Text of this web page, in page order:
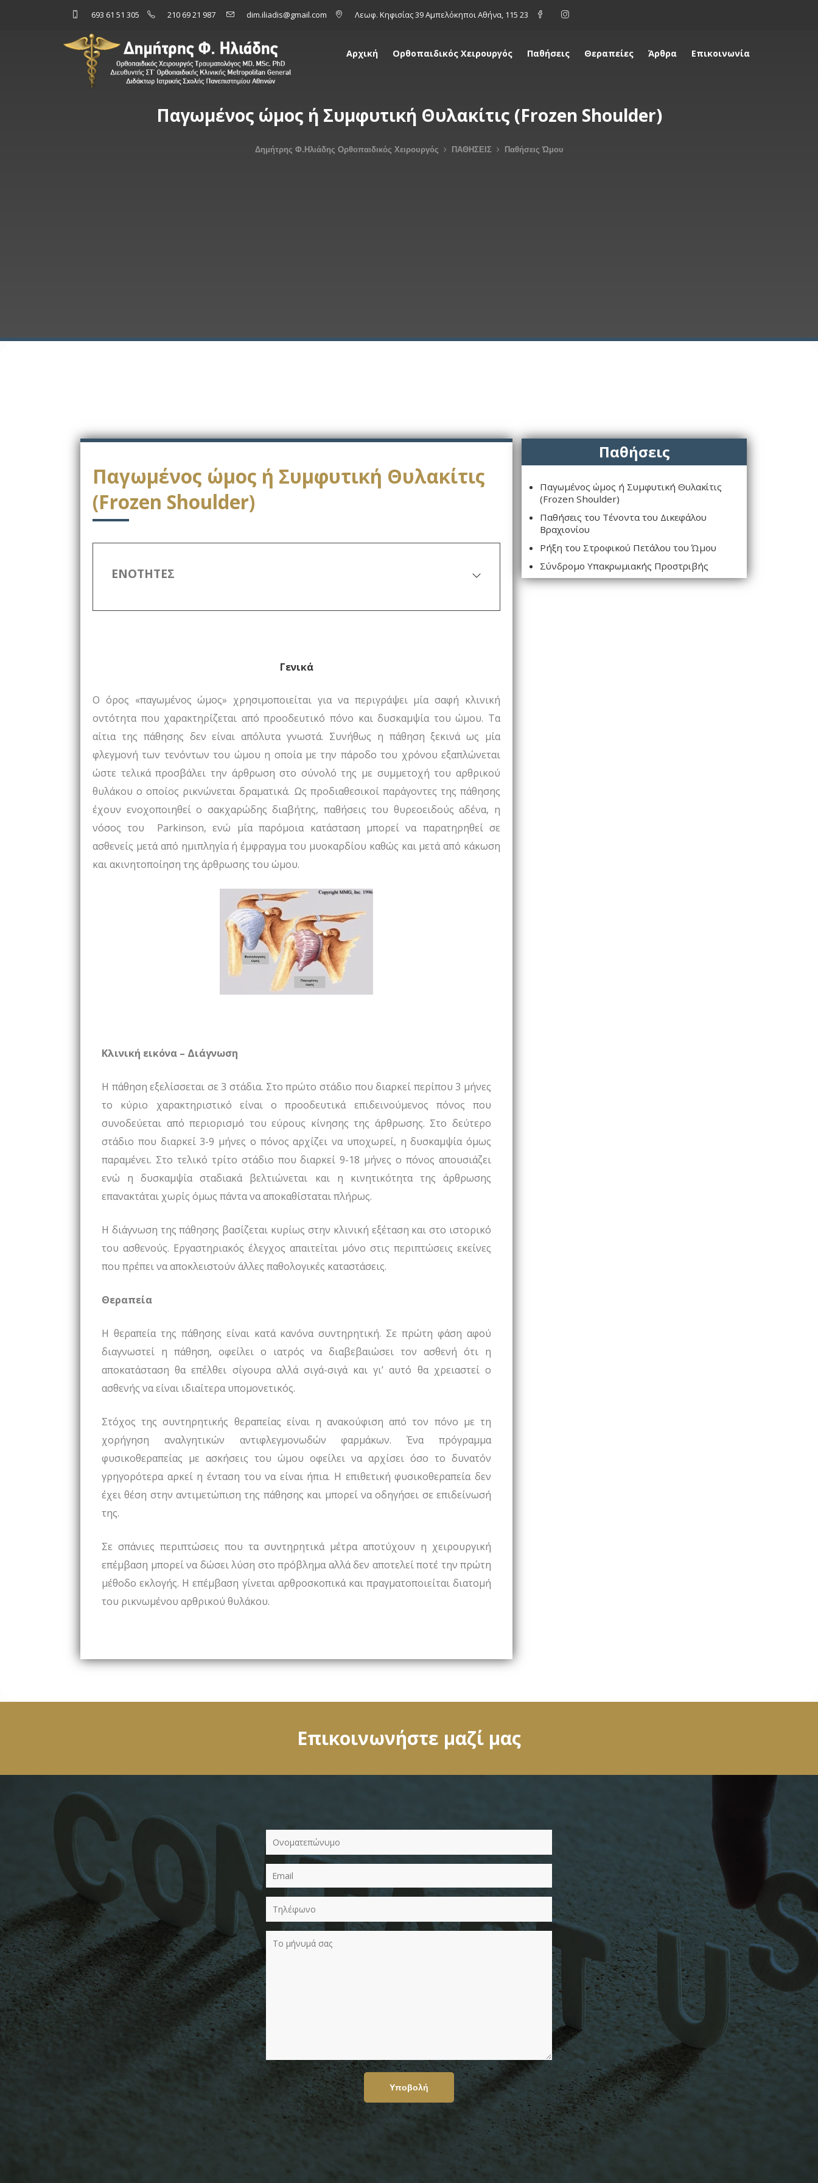
693 61 51 305 210 69 21 987 dim.iliadis@gmail.com Λεωφ. Κηφισίας 39 Αμπελόκηποι Αθήνα, 115 23
Αρχική Ορθοπαιδικός Χειρουργός Παθήσεις Θεραπείες Άρθρα Επικοινωνία
Παγωμένος ώμος ή Συμφυτική Θυλακίτις (Frozen Shoulder)
Δημήτρης Φ.Ηλιάδης Ορθοπαιδικός Χειρουργός ΠΑΘΗΣΕΙΣ Παθήσεις Ώμου
Παγωμένος ώμος ή Συμφυτική Θυλακίτις
(Frozen Shoulder)
ΕΝΟΤΗΤΕΣ
Γενικά
Ο όρος «παγωμένος ώμος» χρησιμοποιείται για να περιγράψει μία σαφή κλινική
οντότητα που χαρακτηρίζεται από προοδευτικό πόνο και δυσκαμψία του ώμου. Τα
αίτια της πάθησης δεν είναι απόλυτα γνωστά. Συνήθως η πάθηση ξεκινά ως μία
φλεγμονή των τενόντων του ώμου η οποία με την πάροδο του χρόνου εξαπλώνεται
ώστε τελικά προσβάλει την άρθρωση στο σύνολό της με συμμετοχή του αρθρικού
θυλάκου ο οποίος ρικνώνεται δραματικά. Ως προδιαθεσικοί παράγοντες της πάθησης
έχουν ενοχοποιηθεί ο σακχαρώδης διαβήτης, παθήσεις του θυρεοειδούς αδένα, η
νόσος του Parkinson, ενώ μία παρόμοια κατάσταση μπορεί να παρατηρηθεί σε
ασθενείς μετά από ημιπληγία ή έμφραγμα του μυοκαρδίου καθώς και μετά από κάκωση
και ακινητοποίηση της άρθρωσης του ώμου.
Κλινική εικόνα – Διάγνωση
Η πάθηση εξελίσσεται σε 3 στάδια. Στο πρώτο στάδιο που διαρκεί περίπου 3 μήνες
το κύριο χαρακτηριστικό είναι ο προοδευτικά επιδεινούμενος πόνος που
συνοδεύεται από περιορισμό του εύρους κίνησης της άρθρωσης. Στο δεύτερο
στάδιο που διαρκεί 3-9 μήνες ο πόνος αρχίζει να υποχωρεί, η δυσκαμψία όμως
παραμένει. Στο τελικό τρίτο στάδιο που διαρκεί 9-18 μήνες ο πόνος απουσιάζει
ενώ η δυσκαμψία σταδιακά βελτιώνεται και η κινητικότητα της άρθρωσης
επανακτάται χωρίς όμως πάντα να αποκαθίσταται πλήρως.
Η διάγνωση της πάθησης βασίζεται κυρίως στην κλινική εξέταση και στο ιστορικό
του ασθενούς. Εργαστηριακός έλεγχος απαιτείται μόνο στις περιπτώσεις εκείνες
που πρέπει να αποκλειστούν άλλες παθολογικές καταστάσεις.
Θεραπεία
Η θεραπεία της πάθησης είναι κατά κανόνα συντηρητική. Σε πρώτη φάση αφού
διαγνωστεί η πάθηση, οφείλει ο ιατρός να διαβεβαιώσει τον ασθενή ότι η
αποκατάσταση θα επέλθει σίγουρα αλλά σιγά-σιγά και γι’ αυτό θα χρειαστεί ο
ασθενής να είναι ιδιαίτερα υπομονετικός.
Στόχος της συντηρητικής θεραπείας είναι η ανακούφιση από τον πόνο με τη
χορήγηση αναλγητικών αντιφλεγμονωδών φαρμάκων. Ένα πρόγραμμα
φυσικοθεραπείας με ασκήσεις του ώμου οφείλει να αρχίσει όσο το δυνατόν
γρηγορότερα αρκεί η ένταση του να είναι ήπια. Η επιθετική φυσικοθεραπεία δεν
έχει θέση στην αντιμετώπιση της πάθησης και μπορεί να οδηγήσει σε επιδείνωσή
της.
Σε σπάνιες περιπτώσεις που τα συντηρητικά μέτρα αποτύχουν η χειρουργική
επέμβαση μπορεί να δώσει λύση στο πρόβλημα αλλά δεν αποτελεί ποτέ την πρώτη
μέθοδο εκλογής. Η επέμβαση γίνεται αρθροσκοπικά και πραγματοποιείται διατομή
του ρικνωμένου αρθρικού θυλάκου.
Παθήσεις
Παγωμένος ώμος ή Συμφυτική Θυλακίτις
(Frozen Shoulder)
Παθήσεις του Τένοντα του Δικεφάλου
Βραχιονίου
Ρήξη του Στροφικού Πετάλου του Ώμου
Σύνδρομο Υπακρωμιακής Προστριβής
Επικοινωνήστε μαζί μας